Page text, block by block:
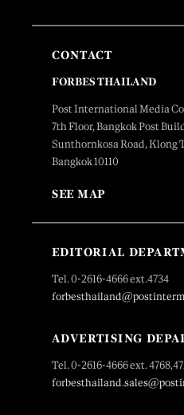
CONTACT
FORBES THAILAND
Post International Media
7th Floor, Bangkok Post
Sunthornkosa Road, Klong
Bangkok 10110
SEE MAP
EDITORIAL
Tel. 0-2616-4666 ext.4734
ADVERTISING
Tel. 0-2616-4666 ext.